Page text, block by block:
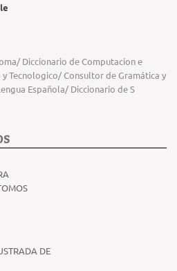
Diccionario de Computacion e
Tecnologico/ Consultor de Gramática y
Española/ Diccionario de S
DE